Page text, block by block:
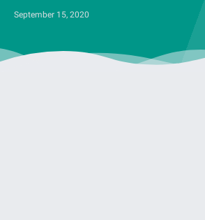
September 15, 2020